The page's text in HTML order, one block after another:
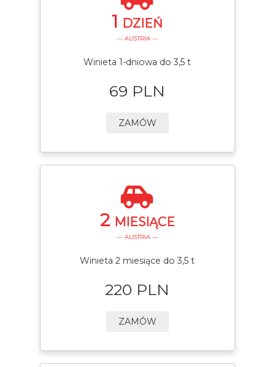
1 DZIEŃ
— AUSTRIA —
Winieta 1-dniowa do 3,5 t
69 PLN
ZAMÓW
2 MIESIĄCE
— AUSTRIA —
Winieta 2 miesiące do 3,5 t
220 PLN
ZAMÓW